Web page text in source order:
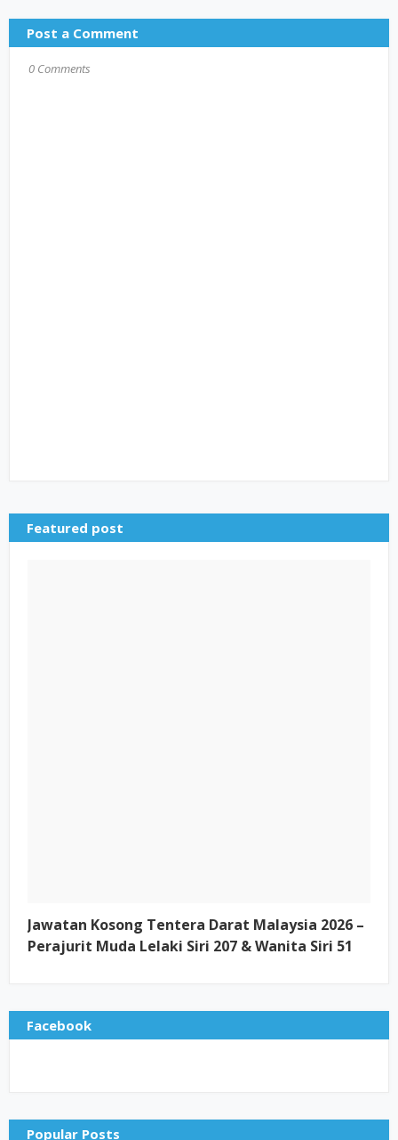
Post a Comment
0 Comments
Featured post
Jawatan Kosong Tentera Darat Malaysia 2026 –
Perajurit Muda Lelaki Siri 207 & Wanita Siri 51
Facebook
Popular Posts